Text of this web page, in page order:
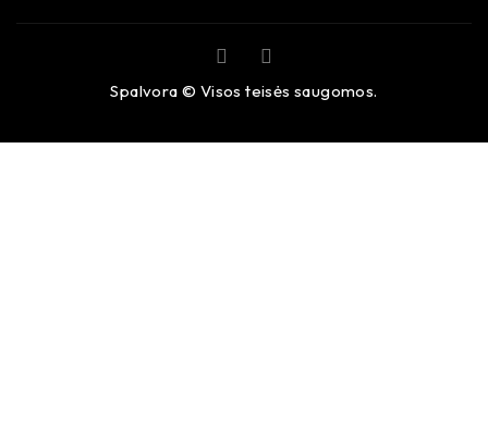
Spalvora © Visos teisės saugomos.